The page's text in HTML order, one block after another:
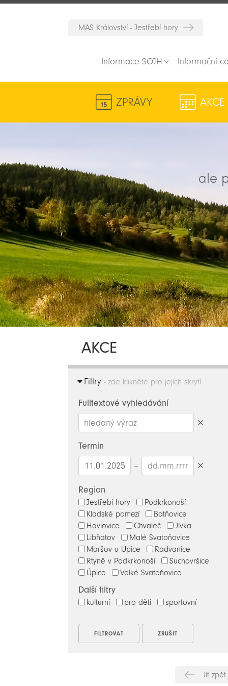
MAS Království - Jestřebí hory
Informace SOJH Informační
ZPRÁVY AKCE
ale
AKCE
Filtry - zde klikněte pro jejich skrytí
Fulltextové vyhledávání
Termín
–
Region
Jestřebí hory
Podkrkonoší
Kladské pomezí
Batňovice
Havlovice
Chvaleč
Jívka
Libňatov
Malé Svatoňovice
Maršov u Úpice
Radvanice
Rtyně v Podkrkonoší
Suchovršice
Úpice
Velké Svatoňovice
Další filtry
kulturní pro děti sportovní
Jít zpět